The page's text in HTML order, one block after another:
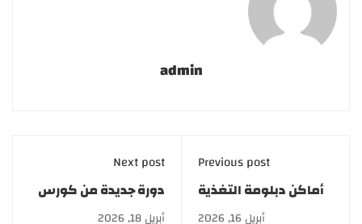
admin
Previous post
أماكن دبلومة التغذية
العلاجية 2026 |
أبريل 16, 2026
Next post
دورة جديدة من كورس
التجميل والليزر
أبريل 18, 2026